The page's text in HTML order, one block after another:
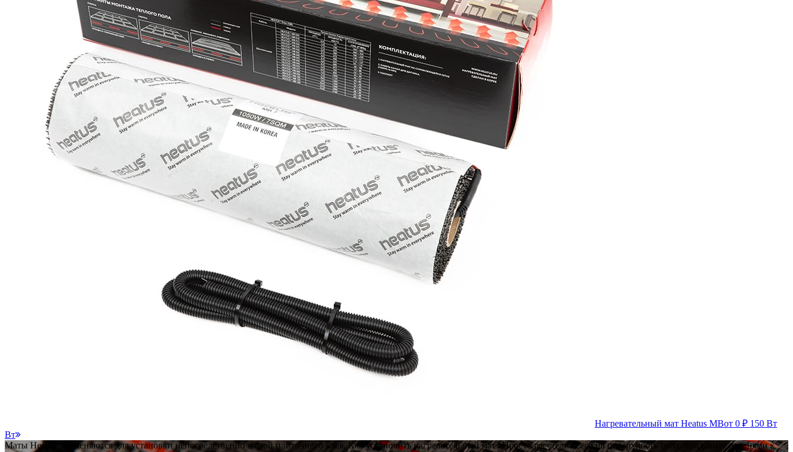
Нагревательный мат Heatus MBот 0 ₽ 150 Вт
Вт
Маты Heatus применяются для установки непосредственно в слой плиточного клея. Как установить нагревательный мат? Просто расстелите его на поверхность пола, придавите ладонями к